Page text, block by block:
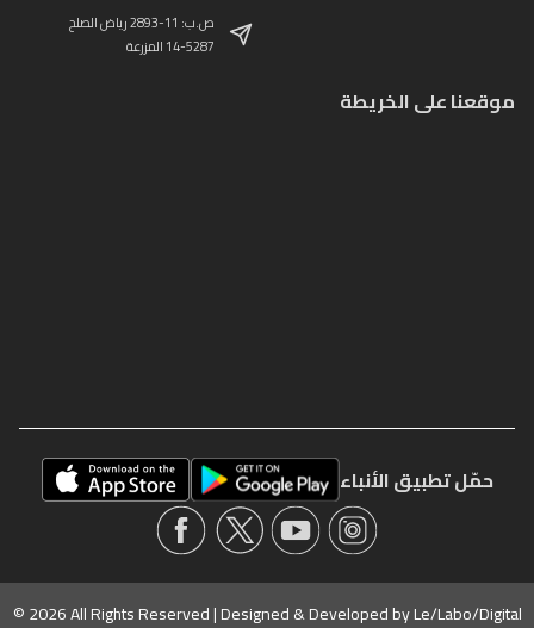
ص.ب: 11-2893 رياض الصلح
14-5287 المزرعة
موقعنا على الخريطة
حمّل تطبيق الأنباء
© 2026 All Rights Reserved | Designed & Developed byLe/Labo/Digital